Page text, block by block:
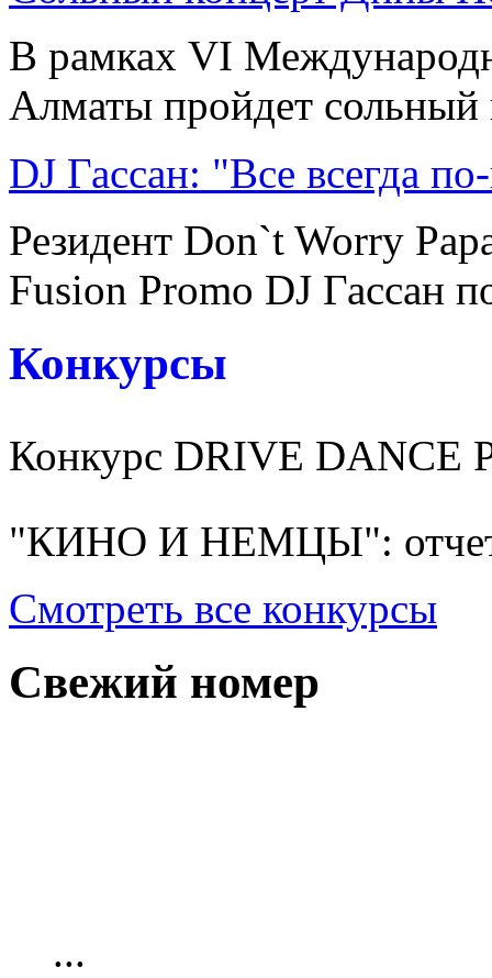
В рамках VI
Алматы пройдет сольный
DJ Гассан: "Все всегда
Резидент Don`t Worry
Fusion Promo DJ Гассан
Конкурсы
Конкурс DRIVE DANCE
"КИНО И НЕМЦЫ": отчет
Смотреть все конкурсы
Свежий номер
...